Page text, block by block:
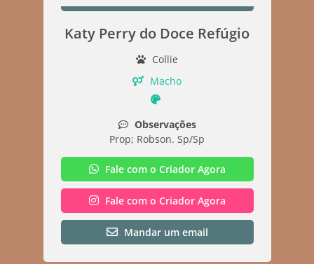
Katy Perry do Doce Refúgio
Collie
Macho
Observações
Prop; Robson. Sp/Sp
Fale com o Criador Agora
Fale com o Criador Agora
Mandar um email